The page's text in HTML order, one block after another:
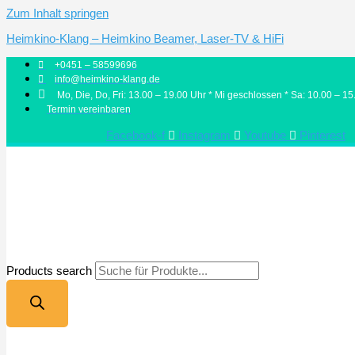
Zum Inhalt springen
Heimkino-Klang – Heimkino Beamer, Laser-TV & HiFi
+0451 – 58599696
info@heimkino-klang.de
Mo, Die, Do, Fri: 13.00 – 19.00 Uhr * Mi geschlossen * Sa: 10.00 –
Termin vereinbaren
Facebook-f Instagram Youtube Pinterest
Products search